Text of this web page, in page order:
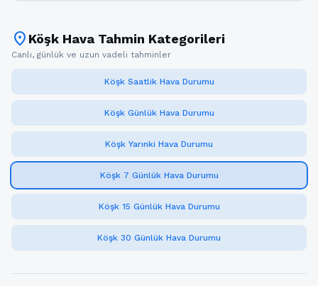
location_on Köşk Hava Tahmin Kategorileri
Canlı, günlük ve uzun vadeli tahminler
Köşk Saatlik Hava Durumu
Köşk Günlük Hava Durumu
Köşk Yarınki Hava Durumu
Köşk 7 Günlük Hava Durumu
Köşk 15 Günlük Hava Durumu
Köşk 30 Günlük Hava Durumu